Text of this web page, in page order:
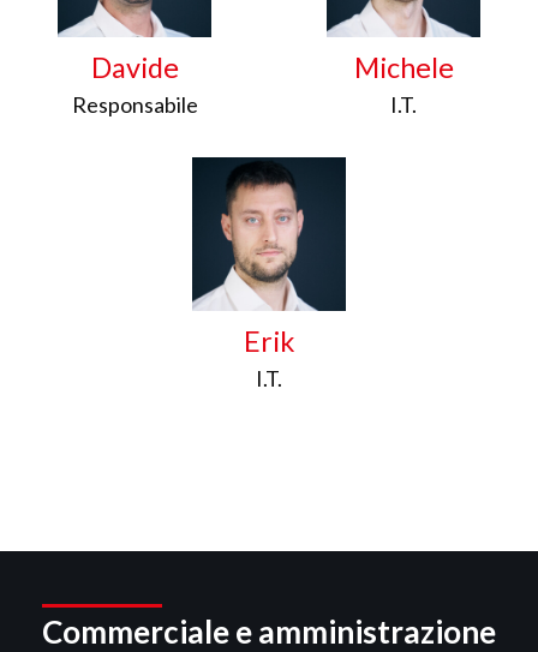
Davide
Responsabile
Michele
I.T.
Erik
I.T.
Commerciale e amministrazione